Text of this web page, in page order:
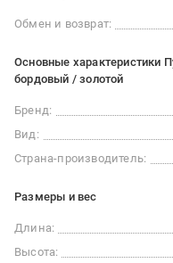
Обмен и возврат:
Основные характеристики
бордовый / золотой
Бренд:
Вид:
Страна-производитель:
Размеры и вес
Длина:
Высота: